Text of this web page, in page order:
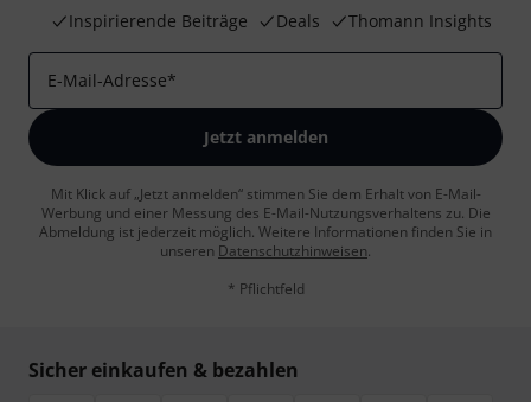
Inspirierende Beiträge
Deals Thomann Insights
E-Mail-Adresse*
Jetzt anmelden
Mit Klick auf „Jetzt anmelden“ stimmen Sie dem Erhalt von E-Mail-
Werbung und einer Messung des E-Mail-Nutzungsverhaltens zu. Die
Abmeldung ist jederzeit möglich. Weitere Informationen finden Sie in
unseren Datenschutzhinweisen.
* Pflichtfeld
Sicher einkaufen & bezahlen